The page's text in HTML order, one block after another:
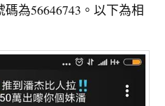
為56646743。以下為相